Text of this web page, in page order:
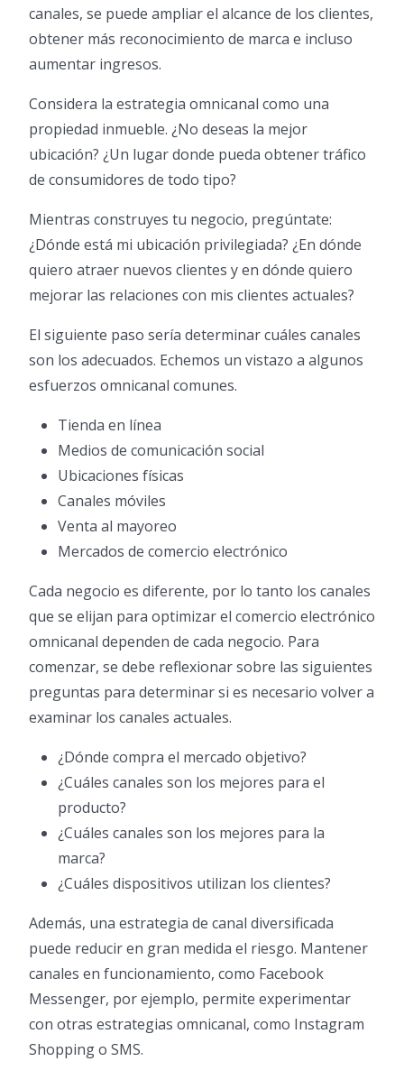
canales, se puede ampliar el alcance de los clientes,
obtener más reconocimiento de marca e incluso
aumentar ingresos.
Considera la estrategia omnicanal como una
propiedad inmueble. ¿No deseas la mejor
ubicación? ¿Un lugar donde pueda obtener tráfico
de consumidores de todo tipo?
Mientras construyes tu negocio, pregúntate:
¿Dónde está mi ubicación privilegiada? ¿En dónde
quiero atraer nuevos clientes y en dónde quiero
mejorar las relaciones con mis clientes actuales?
El siguiente paso sería determinar cuáles canales
son los adecuados. Echemos un vistazo a algunos
esfuerzos omnicanal comunes.
Tienda en línea
Medios de comunicación social
Ubicaciones físicas
Canales móviles
Venta al mayoreo
Mercados de comercio electrónico
Cada negocio es diferente, por lo tanto los canales
que se elijan para optimizar el comercio electrónico
omnicanal dependen de cada negocio. Para
comenzar, se debe reflexionar sobre las siguientes
preguntas para determinar si es necesario volver a
examinar los canales actuales.
¿Dónde compra el mercado objetivo?
¿Cuáles canales son los mejores para el
producto?
¿Cuáles canales son los mejores para la
marca?
¿Cuáles dispositivos utilizan los clientes?
Además, una estrategia de canal diversificada
puede reducir en gran medida el riesgo. Mantener
canales en funcionamiento, como Facebook
Messenger, por ejemplo, permite experimentar
con otras estrategias omnicanal, como Instagram
Shopping o SMS.